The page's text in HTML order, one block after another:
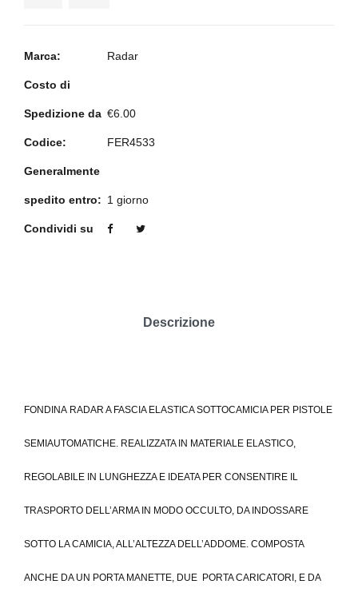
Marca: Radar
Costo di
Spedizione da €6.00
Codice: FER4533
Generalmente
spedito entro: 1 giorno
Condividi su
Descrizione
FONDINA RADAR A FASCIA ELASTICA SOTTOCAMICIA PER PISTOLE
SEMIAUTOMATICHE. REALIZZATA IN MATERIALE ELASTICO,
REGOLABILE IN LUNGHEZZA E IDEATA PER CONSENTIRE IL
TRASPORTO DELL’ARMA IN MODO OCCULTO, DA INDOSSARE
SOTTO LA CAMICIA, ALL’ALTEZZA DELL’ADDOME. COMPOSTA
ANCHE DA UN PORTA MANETTE, DUE PORTA CARICATORI, E DA